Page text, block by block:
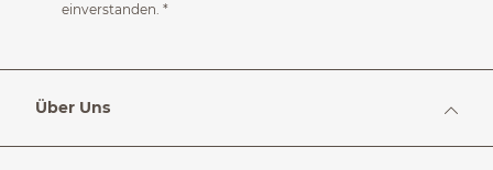
einverstanden. *
Über Uns